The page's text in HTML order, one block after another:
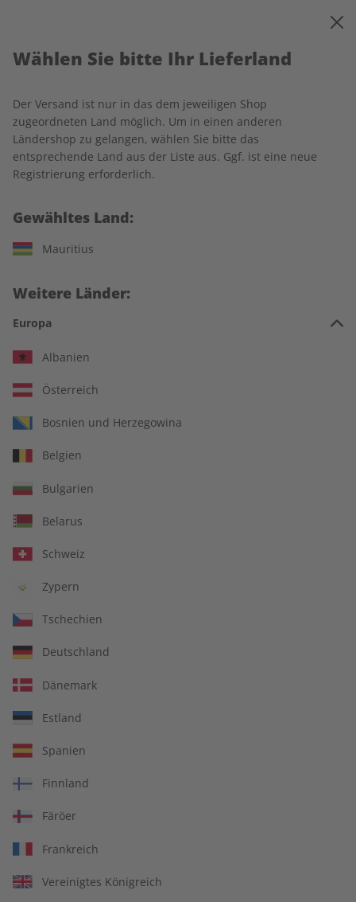
Startseite Ecos Wunschabo
Jetzt Ihr ECOS-Wunschabo
Für wen ist das Abo?
Alles inklusive: eMagazine, digitales
Übungsheft und Audiotrainer
14 Ausgaben pro Jahr
Bequem lesen auf jedem Gerät
Jederzeit monatlich kündbar
9,99 €
Wählen Sie bitte Ihr Lieferland
Der Versand ist nur in das dem jeweiligen Shop
zugeordneten Land möglich. Um in einen anderen
Ländershop zu gelangen, wählen Sie bitte das
entsprechende Land aus der Liste aus. Ggf. ist eine neue
Registrierung erforderlich.
Gewähltes Land:
Mauritius
Weitere Länder:
Europa
Albanien
Österreich
Bosnien und Herzegowina
Belgien
Bulgarien
Belarus
Schweiz
Zypern
Tschechien
Deutschland
Dänemark
Estland
Spanien
Finnland
Färöer
Frankreich
Vereinigtes Königreich